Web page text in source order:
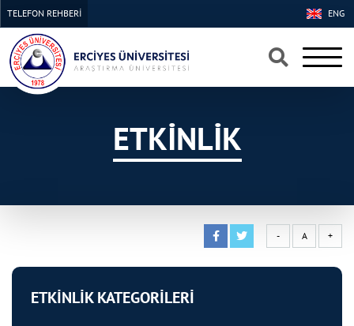
×
×
ENG
TELEFON REHBERİ
ETKİNLİK
- A +
ETKİNLİK KATEGORİLERİ